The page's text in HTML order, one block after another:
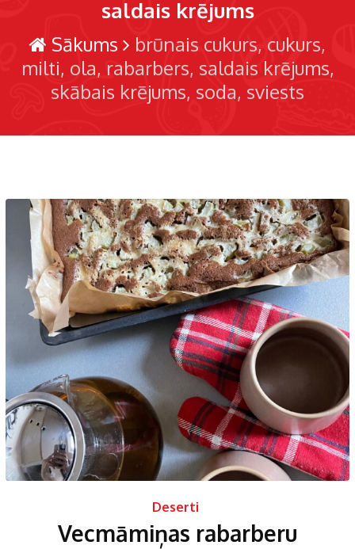
saldais krējums
Sākums brūnais cukurs cukurs
milti ola rabarbers saldais krējums
skābais krējums soda sviests
Deserti
Vecmāmiņas rabarberu